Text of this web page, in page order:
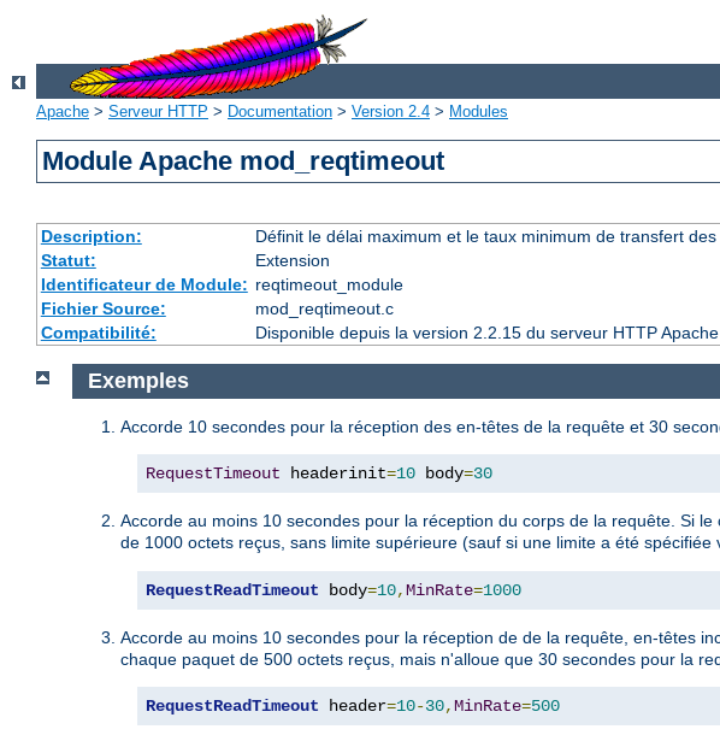
Apache > Serveur HTTP > Documentation > Version 2.4 > Modules
Module Apache mod_reqtimeout
Description:
Définit le délai maximum et le taux minimum de transfert
Statut:
Extension
Identificateur de Module: reqtimeout_module
Fichier Source:
mod_reqtimeout.c
Compatibilité:
Disponible depuis la version 2.2.15 du serveur HTTP Apache
Exemples
Accorde 10 secondes pour la réception des en-têtes de la requête et 30
RequestTimeout headerinit=10 body=30
Accorde au moins 10 secondes pour la réception du corps de la requête. Si
de 1000 octets reçus, sans limite supérieure (sauf si une limite a été spécifiée
RequestReadTimeout body=10,MinRate=1000
Accorde au moins 10 secondes pour la réception de de la requête, en-têtes
chaque paquet de 500 octets reçus, mais n'alloue que 30 secondes pour la
RequestReadTimeout header=10-30,MinRate=500